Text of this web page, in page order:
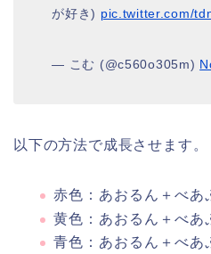
が好き) pic.twitter.com/
— こむ (@c560o305m)
以下の方法で成長させます。
赤色：あおるん＋べあ
黄色：あおるん＋べあ
青色：あおるん＋べあ